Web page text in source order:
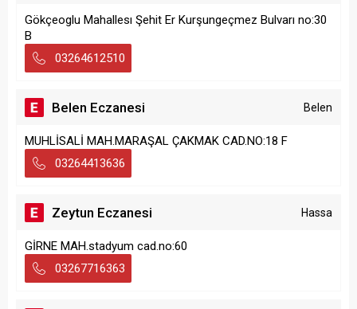
Gökçeoglu Mahallesı Şehit Er Kurşungeçmez Bulvarı no:30
B
03264612510
Belen Eczanesi Belen
MUHLİSALİ MAH.MARAŞAL ÇAKMAK CAD.NO:18 F
03264413636
Zeytun Eczanesi Hassa
GİRNE MAH.stadyum cad.no:60
03267716363